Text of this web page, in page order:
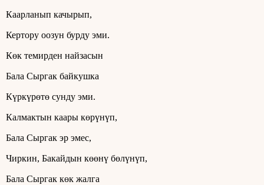
Каарланып качырып,
Кертору оозун бурду эми.
Көк темирден найзасын
Бала Сыргак байкушка
Күркүрөтө сунду эми.
Калмактын каары көрүнүп,
Бала Сыргак эр эмес,
Чиркин, Бакайдын көөнү бөлүнүп,
Бала Сыргак көк жалга